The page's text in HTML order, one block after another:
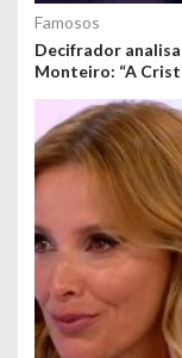
Famosos
Decifrador
Monteiro: “A